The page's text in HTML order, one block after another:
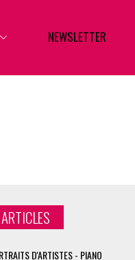
NEWSLETTER
D'ARTISTES - PIANO